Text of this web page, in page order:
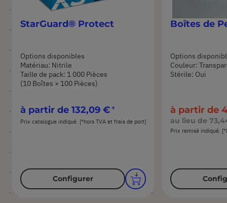
StarGuard® Protect
Options disponibles
Matériau: Nitrile
Taille de pack: 1 000 Pièces
(10 Boîtes × 100 Pièces)
à partir de 132,09 €
Prix catalogue indiqué. [*hors TVA et frais de port]
Configurer
Boîtes de
Options
Couleur:
Stérile: Oui
à partir de
au lieu de
Prix remisé indiqué.